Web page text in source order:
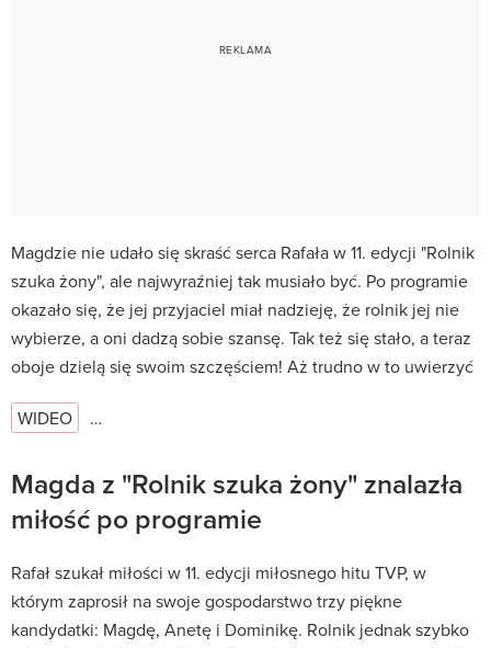
Magdzie nie udało się skraść serca Rafała w 11. edycji "Rolnik
szuka żony", ale najwyraźniej tak musiało być. Po programie
okazało się, że jej przyjaciel miał nadzieję, że rolnik jej nie
wybierze, a oni dadzą sobie szansę. Tak też się stało, a teraz
oboje dzielą się swoim szczęściem! Aż trudno w to uwierzyć
WIDEO …
Magda z "Rolnik szuka żony" znalazła
miłość po programie
Rafał szukał miłości w 11. edycji miłosnego hitu TVP, w
którym zaprosił na swoje gospodarstwo trzy piękne
kandydatki: Magdę, Anetę i Dominikę. Rolnik jednak szybko